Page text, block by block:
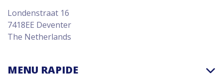
Londenstraat 16
7418EE Deventer
The Netherlands
MENU RAPIDE